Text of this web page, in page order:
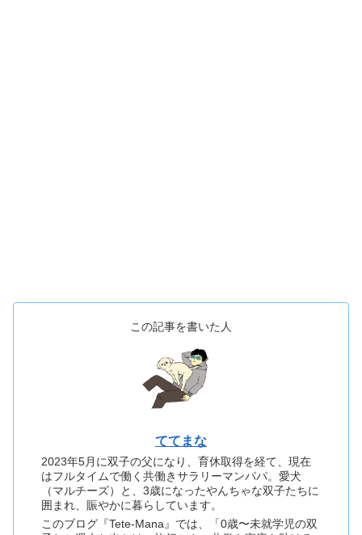
この記事を書いた人
ててまな
2023年5月に双子の父になり、育休取得を経て、現在
はフルタイムで働く共働きサラリーマンパパ。愛犬
（マルチーズ）と、3歳になったやんちゃな双子たちに
囲まれ、賑やかに暮らしています。
このブログ『Tete-Mana』では、「0歳〜未就学児の双